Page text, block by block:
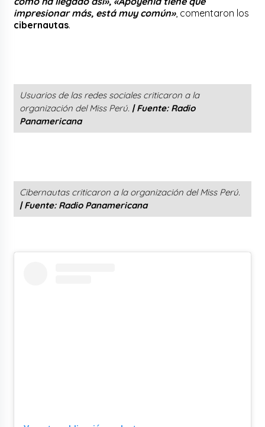
impresionar más, está muy común», comentaron los
cibernautas.
Usuarios de las redes sociales criticaron a la
organización del Miss Perú. | Fuente: Radio
Panamericana
Cibernautas criticaron a la organización del Miss Perú.
|Fuente: Radio Panamericana